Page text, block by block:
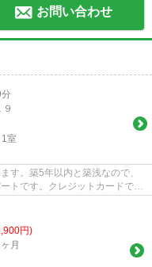
お問い合わせ
分
９
1室
す。築5年以内と築浅なので、
トです。クレジットカードで初
円)
月